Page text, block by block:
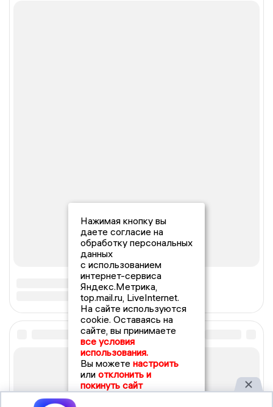
Нажимая кнопку вы
даете согласие на
обработку персональных
данных
с использованием
интернет-сервиса
Яндекс.Метрика,
top.mail.ru, LiveInternet.
На сайте используются
cookie. Оставаясь на
сайте, вы принимаете
все условия
использования.
Вы можете настроить
или отклонить и
покинуть сайт